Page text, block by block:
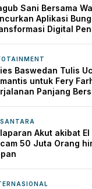
Sani Bersama
Aplikasi
Digital
Baswedan Tulis
untuk Fery
Panjang
Akut akibat
50 Juta Orang